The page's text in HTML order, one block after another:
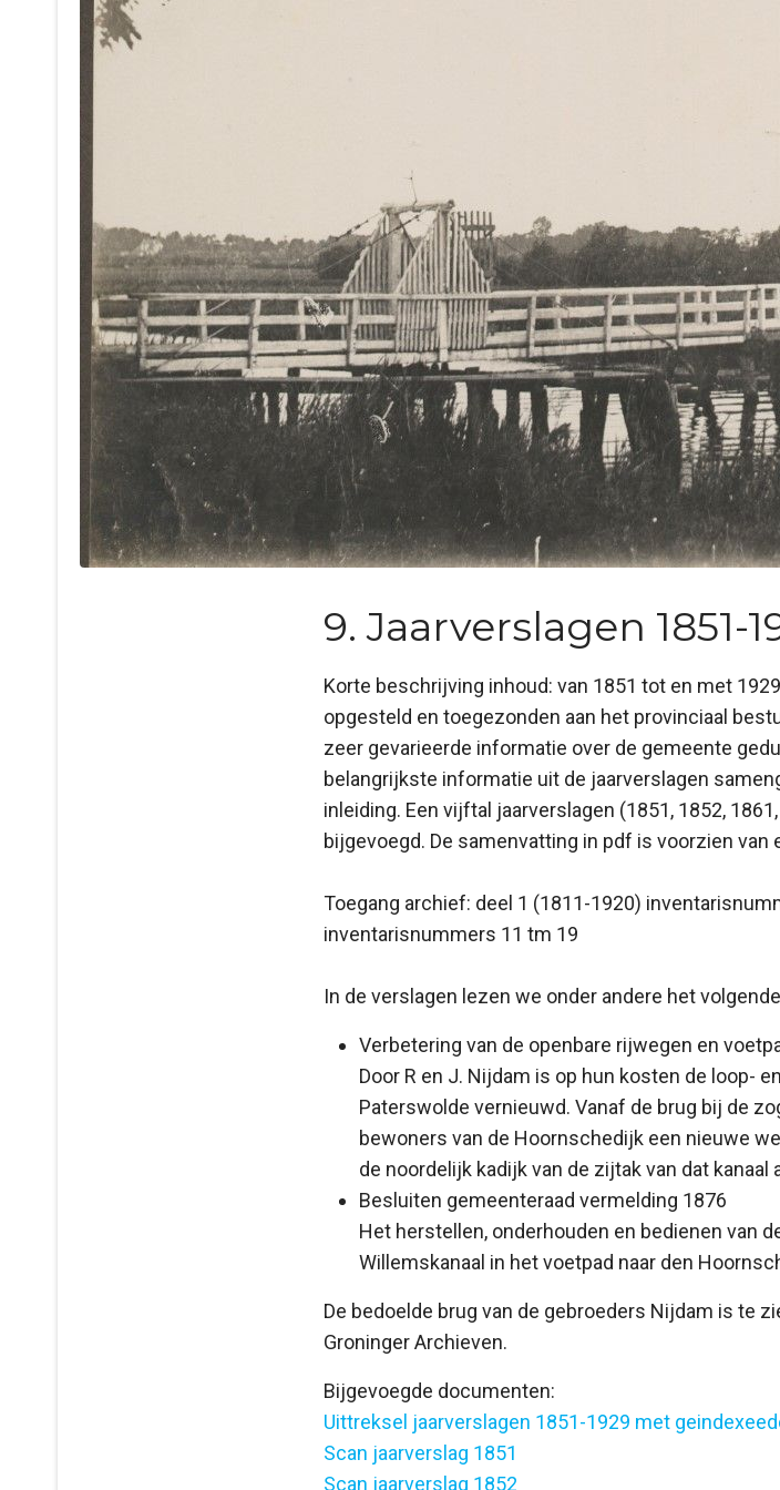
9. Jaarverslagen 1851-
Korte beschrijving inhoud: van 1851 tot en met
opgesteld en toegezonden aan het provinciaal
zeer gevarieerde informatie over de gemeente
belangrijkste informatie uit de jaarverslagen
inleiding. Een vijftal jaarverslagen (1851, 1852,
bijgevoegd. De samenvatting in pdf is voorzien
Toegang archief: deel 1 (1811-1920)
inventarisnummers 11 tm 19
In de verslagen lezen we onder andere het
Verbetering van de openbare rijwegen en
Door R en J. Nijdam is op hun kosten de loop-
Paterswolde vernieuwd. Vanaf de brug bij de
bewoners van de Hoornschedijk een nieuwe
de noordelijk kadijk van de zijtak van dat kanaal
Besluiten gemeenteraad vermelding 1876
Het herstellen, onderhouden en bedienen van
Willemskanaal in het voetpad naar den
De bedoelde brug van de gebroeders Nijdam is te
Groninger Archieven.
Bijgevoegde documenten:
Uittreksel jaarverslagen 1851-1929 met
Scan jaarverslag 1851
Scan jaarverslag 1852